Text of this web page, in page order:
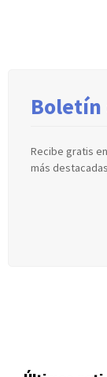
Recibe gratis
más